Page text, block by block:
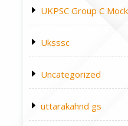
UKPSC Group C
Uksssc
Uncategorized
uttarakahnd gs